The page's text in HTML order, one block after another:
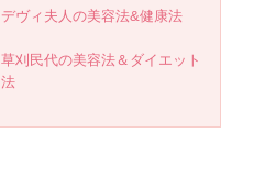
デヴィ夫人の美容法&健康法
草刈民代の美容法＆ダイエット
法